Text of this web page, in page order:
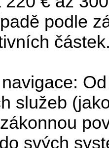
podle
služeb
svých